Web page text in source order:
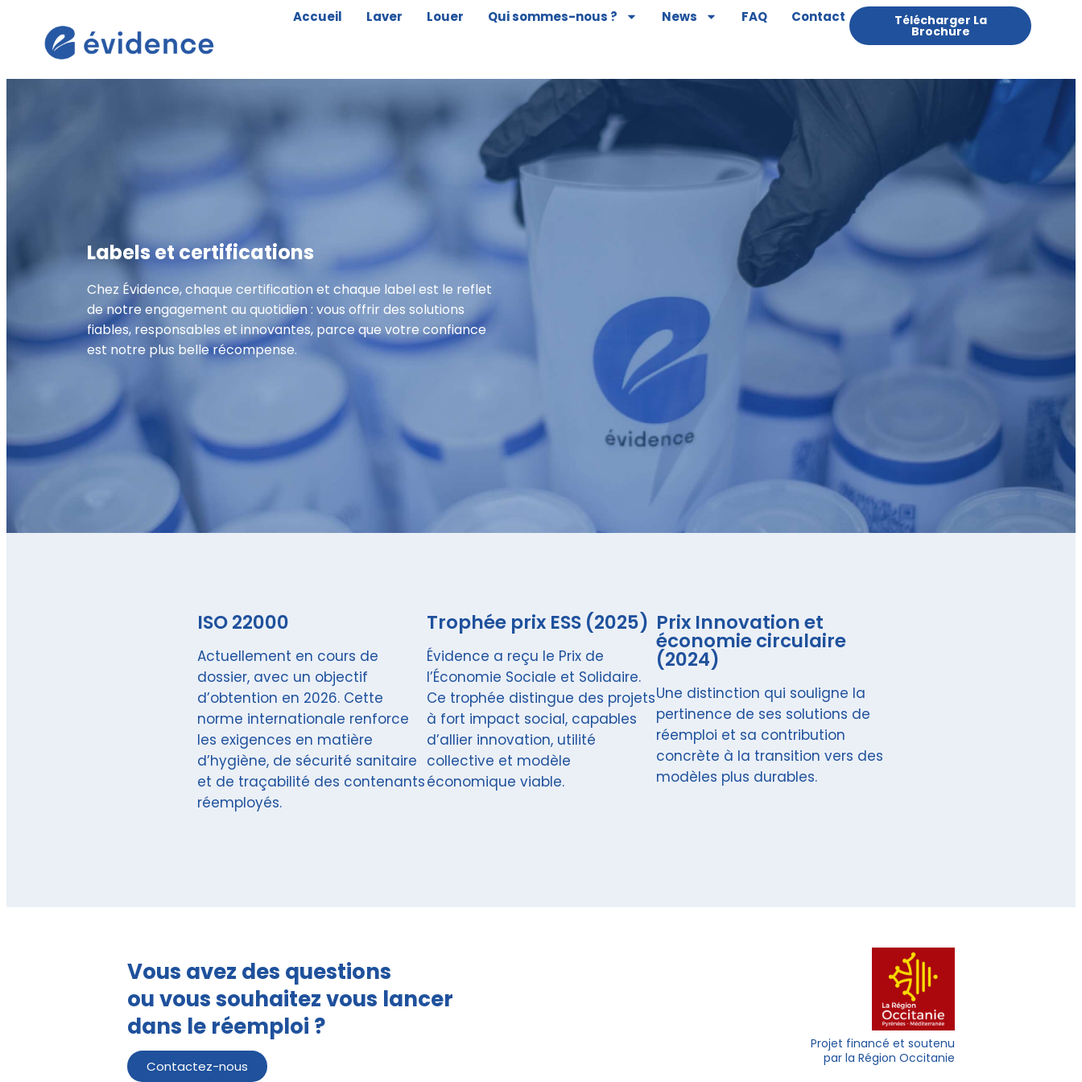
Accueil Laver Louer Qui sommes-nous ? News FAQ Contact Télécharger La
Brochure
Labels et certifications
Chez Évidence, chaque certification et chaque label est le reflet
de notre engagement au quotidien : vous offrir des solutions
fiables, responsables et innovantes, parce que votre confiance
est notre plus belle récompense.
ISO 22000
Actuellement en cours de
dossier, avec un objectif
d’obtention en 2026. Cette
norme internationale renforce
les exigences en matière
d’hygiène, de sécurité sanitaire
et de traçabilité des contenants
réemployés.
Trophée prix ESS (2025)
Évidence a reçu le Prix de
l’Économie Sociale et Solidaire.
Ce trophée distingue des projets
à fort impact social, capables
d’allier innovation, utilité
collective et modèle
économique viable.
Prix Innovation et
économie circulaire
(2024)
Une distinction qui souligne la
pertinence de ses solutions de
réemploi et sa contribution
concrète à la transition vers des
modèles plus durables.
Vous avez des questions
ou vous souhaitez vous lancer
dans le réemploi ?
Contactez-nous
Projet financé et soutenu
par la Région Occitanie